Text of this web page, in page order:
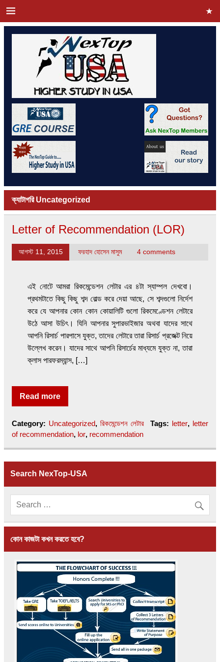
ক্যাটাগরি Uncategorized
Letter of Recommendation (LOR)
আগস্ট 11, 2015 ফরহাদ হোসেন মাসুম 4 comments
এই নোটে আমরা রিকমেন্ডেশন লেটার এর ৪টা স্যাম্পল দেখবো।
প্রথমটাতে কিছু কিছু শব্দ বোল্ড করে দেয়া আছে, সে শব্দগুলো নির্দেশ
করে যে আপনার কোন কোন কোয়ালিটি গুলো রিকমেণ্ডেশন লেটারে
উঠে আসা উচিৎ। যিনি আপনার সুপারভাইজার অথবা যাদের সাথে
আপনি রিসার্চ পারপাসে যুক্ত, তাদের লেটারে তারা রিসার্চ প্রজেক্ট নিয়ে
উল্লেখ করেন। যাদের সাথে আপনি রিসার্চের মাধ্যমে যুক্ত না, তারা
ক্লাস পারফরম্যান্স, […]
Read more
Category: Uncategorized, রিকমেন্ডেশন লেটার Tags: letter, letter
of recommendation, lor, recommendation
Search NexTop-USA
কোন কাজটা কখন করতে হবে?